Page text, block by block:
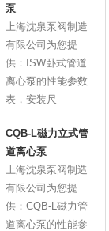
泵
上海沈泉泵阀制造
有限公司为您提
供：ISW卧式管道
离心泵的性能参数
表，安装尺
CQB-L磁力立式管
道离心泵
上海沈泉泵阀制造
有限公司为您提
供：CQB-L磁力管
道离心泵的性能参